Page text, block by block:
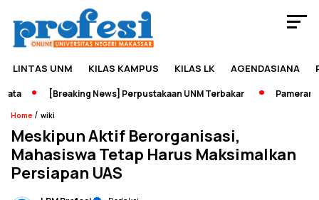
LINTAS UNM KILAS KAMPUS KILAS LK AGENDASIANA
[Breaking News] Perpustakaan UNM Terbakar Pameran
Home / wiki
Meskipun Aktif Berorganisasi,
Mahasiswa Tetap Harus Maksimalkan
Persiapan UAS